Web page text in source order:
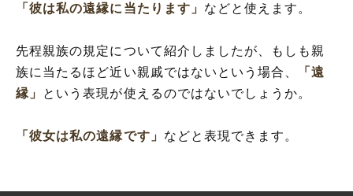
「彼は私の遠縁に当たります」 などと使えます。
先程親族の規定について紹介しましたが、もしも親
族に当たるほど近い親戚ではないという場合、
「遠
縁」
という表現が使えるのではないでしょうか。
「彼女は私の遠縁です」 などと表現できます。